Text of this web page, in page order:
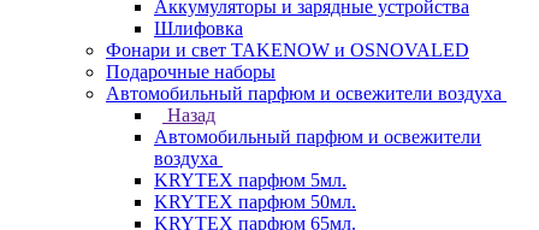
Аккумуляторы и зарядные устройства
Шлифовка
Фонари и свет TAKENOW и OSNOVALED
Подарочные наборы
Автомобильный парфюм и освежители воздуха
Назад
Автомобильный парфюм и освежители
воздуха
KRYTEX парфюм 5мл.
KRYTEX парфюм 50мл.
KRYTEX парфюм 65мл.